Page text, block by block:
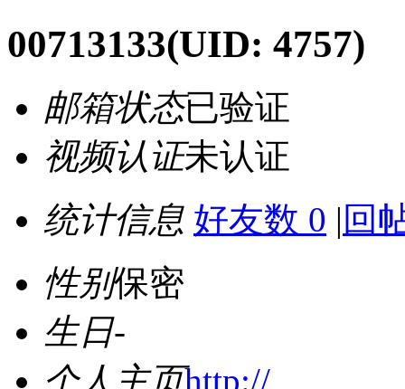
00713133(UID: 4757)
邮箱状态已验证
视频认证未认证
统计信息 好友数 0 | 回
性别保密
生日-
个人主页http://